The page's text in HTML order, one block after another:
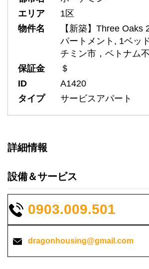
エリア
1区
物件名
【新築】Three Oaks
パートメント, 1ベッ
チミン市，ベトナム
保証金
＄
ID
A1420
タイプ
サービスアパート
詳細情報
設備＆サービス
0903.009.501
dragonhousing@gmail.com